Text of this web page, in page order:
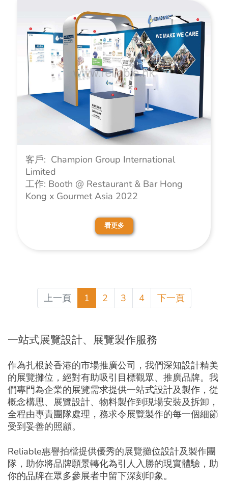
客戶: Champion Group International
Limited
工作: Booth @ Restaurant & Bar Hong
Kong x Gourmet Asia 2022
看更多
上一頁 1 2 3 4 下一頁
一站式展覽設計、展覽製作服務
作為扎根於香港的市場推廣公司，我們深知設計精美
的展覽攤位，絕對有助吸引目標觀眾、推廣品牌。我
們專門為企業的展覽需求提供一站式設計及製作，從
概念構思、展覽設計、物料製作到現場安裝及拆卸，
全程由專責團隊處理，務求令展覽製作的每一個細節
受到妥善的照顧。
Reliable惠譽拍檔提供優秀的展覽攤位設計及製作團
隊，助你將品牌願景轉化為引人入勝的現實體驗，助
你的品牌在眾多參展者中留下深刻印象。